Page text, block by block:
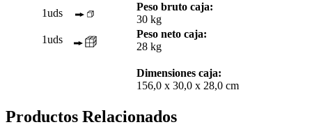
1uds
Peso bruto caja:
30 kg
1uds
Peso neto caja:
28 kg
Dimensiones caja:
156,0 x 30,0 x 28,0 cm
Productos Relacionados